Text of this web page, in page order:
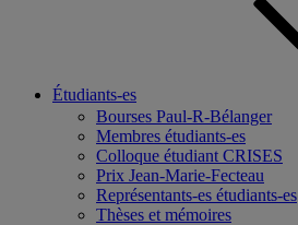
Étudiants-es
Bourses Paul-R-Bélanger
Membres étudiants-es
Colloque étudiant CRISES
Prix Jean-Marie-Fecteau
Représentants-es étudiants-es
Thèses et mémoires